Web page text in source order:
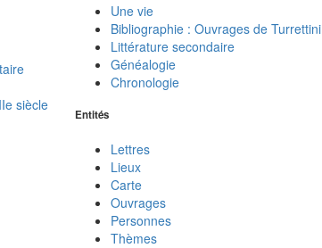
siècle
Une vie
Bibliographie : Ouvrages de Turrettini
Littérature secondaire
Généalogie
Chronologie
Entités
Lettres
Lieux
Carte
Ouvrages
Personnes
Thèmes